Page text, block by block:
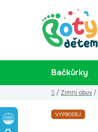
Bačkůrky
Domů
/ Zimní obuv /
VÝPRODEJ